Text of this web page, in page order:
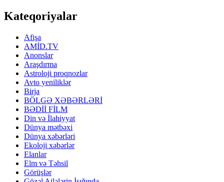
Kateqoriyalar
Afişa
AMİD.TV
Anonslar
Araşdırma
Astroloji proqnozlar
Avto yeniliklər
Birja
BÖLGƏ XƏBƏRLƏRİ
BƏDİİ FİLM
Din və İlahiyyat
Dünya mətbəxi
Dünya xəbərləri
Ekoloji xəbərlər
Elanlar
Elm və Təhsil
Görüşlər